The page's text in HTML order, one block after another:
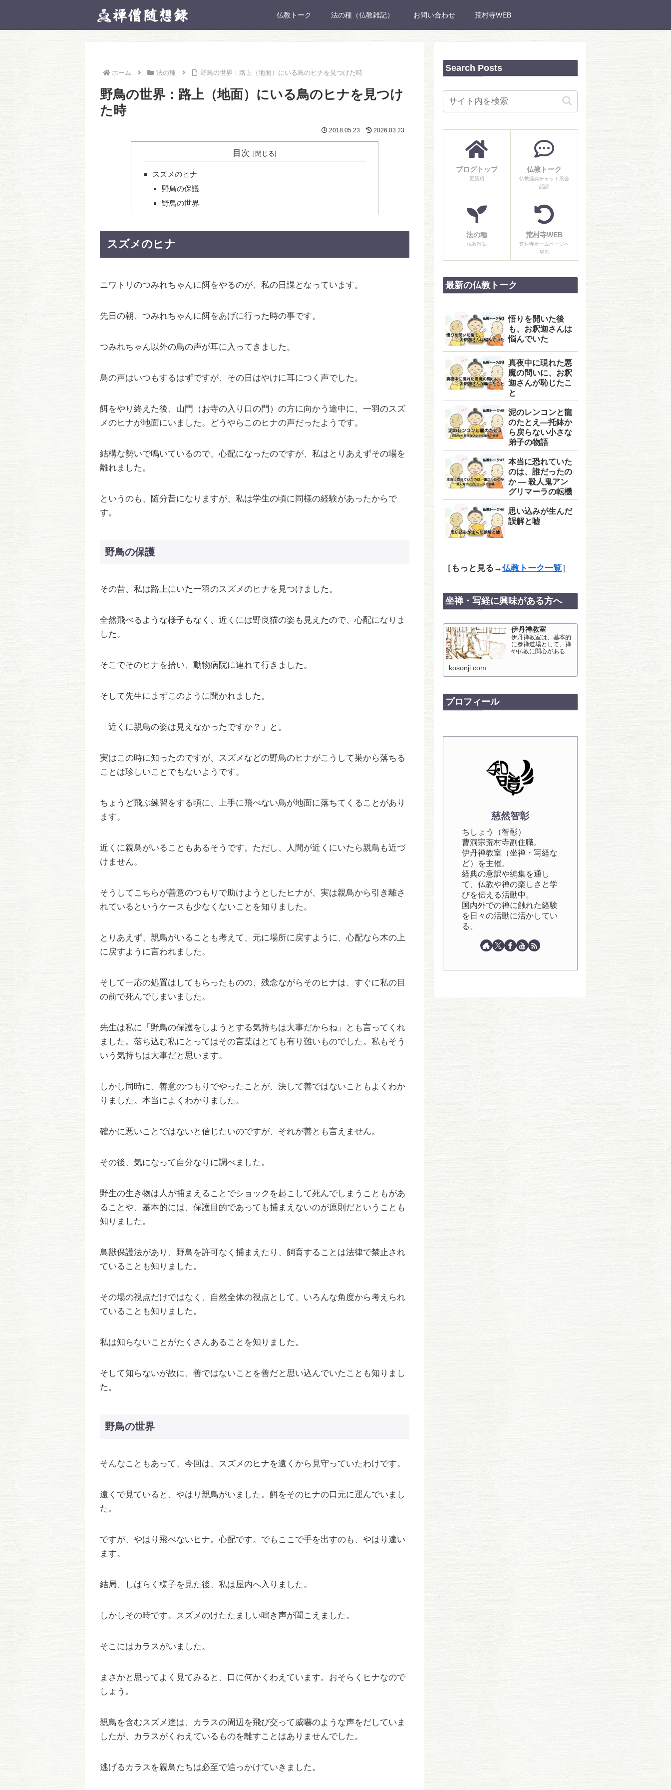
仏教トーク 法の種（仏教雑記） お問い合わせ 荒村寺WEB
ホーム 法の種 野鳥の世界：路上（地面）にいる鳥のヒナを見つけた時
野鳥の世界：路上（地面）にいる鳥のヒナを見つけ
た時
2018.05.23 2026.03.23
目次
スズメのヒナ
野鳥の保護
野鳥の世界
スズメのヒナ
ニワトリのつみれちゃんに餌をやるのが、私の日課となっています。
先日の朝、つみれちゃんに餌をあげに行った時の事です。
つみれちゃん以外の鳥の声が耳に入ってきました。
鳥の声はいつもするはずですが、その日はやけに耳につく声でした。
餌をやり終えた後、山門（お寺の入り口の門）の方に向かう途中に、一羽のスズ
メのヒナが地面にいました。どうやらこのヒナの声だったようです。
結構な勢いで鳴いているので、心配になったのですが、私はとりあえずその場を
離れました。
というのも、随分昔になりますが、私は学生の頃に同様の経験があったからで
す。
野鳥の保護
その昔、私は路上にいた一羽のスズメのヒナを見つけました。
全然飛べるような様子もなく、近くには野良猫の姿も見えたので、心配になりま
した。
そこでそのヒナを拾い、動物病院に連れて行きました。
そして先生にまずこのように聞かれました。
「近くに親鳥の姿は見えなかったですか？」と。
実はこの時に知ったのですが、スズメなどの野鳥のヒナがこうして巣から落ちる
ことは珍しいことでもないようです。
ちょうど飛ぶ練習をする頃に、上手に飛べない鳥が地面に落ちてくることがあり
ます。
近くに親鳥がいることもあるそうです。ただし、人間が近くにいたら親鳥も近づ
けません。
そうしてこちらが善意のつもりで助けようとしたヒナが、実は親鳥から引き離さ
れているというケースも少なくないことを知りました。
とりあえず、親鳥がいることも考えて、元に場所に戻すように、心配なら木の上
に戻すように言われました。
そして一応の処置はしてもらったものの、残念ながらそのヒナは、すぐに私の目
の前で死んでしまいました。
先生は私に「野鳥の保護をしようとする気持ちは大事だからね」とも言ってくれ
ました。落ち込む私にとってはその言葉はとても有り難いものでした。私もそう
いう気持ちは大事だと思います。
しかし同時に、善意のつもりでやったことが、決して善ではないこともよくわか
りました。本当によくわかりました。
確かに悪いことではないと信じたいのですが、それが善とも言えません。
その後、気になって自分なりに調べました。
野生の生き物は人が捕まえることでショックを起こして死んでしまうこともがあ
ることや、基本的には、保護目的であっても捕まえないのが原則だということも
知りました。
鳥獣保護法があり、野鳥を許可なく捕まえたり、飼育することは法律で禁止され
ていることも知りました。
その場の視点だけではなく、自然全体の視点として、いろんな角度から考えられ
ていることも知りました。
私は知らないことがたくさんあることを知りました。
そして知らないが故に、善ではないことを善だと思い込んでいたことも知りまし
た。
野鳥の世界
そんなこともあって、今回は、スズメのヒナを遠くから見守っていたわけです。
遠くで見ていると、やはり親鳥がいました。餌をそのヒナの口元に運んでいまし
た。
ですが、やはり飛べないヒナ。心配です。でもここで手を出すのも、やはり違い
ます。
結局、しばらく様子を見た後、私は屋内へ入りました。
しかしその時です。スズメのけたたましい鳴き声が聞こえました。
そこにはカラスがいました。
まさかと思ってよく見てみると、口に何かくわえています。おそらくヒナなので
しょう。
親鳥を含むスズメ達は、カラスの周辺を飛び交って威嚇のような声をだしていま
したが、カラスがくわえているものを離すことはありませんでした。
逃げるカラスを親鳥たちは必至で追っかけていきました。
Search Posts
ブログトップ
更新順
仏教トーク
仏教経典チャット風会
話訳
法の種
仏教雑記
荒村寺WEB
荒村寺ホームページへ
戻る
最新の仏教トーク
悟りを開いた後
も、お釈迦さんは
悩んでいた
真夜中に現れた悪
魔の問いに、お釈
迦さんが恥じたこ
と
泥のレンコンと龍
のたとえ―托鉢か
ら戻らない小さな
弟子の物語
本当に恐れていた
のは、誰だったの
か ― 殺人鬼アン
グリマーラの転機
思い込みが生んだ
誤解と嘘
［ もっと見る →仏教トーク一覧］
坐禅・写経に興味がある方へ
伊丹禅教室
伊丹禅教室は、基本的
に参禅道場として、禅
や仏教に関心がある方
kosonji.com
プロフィール
慈然智彰
ちしょう（智彰）
曹洞宗荒村寺副住職。
伊丹禅教室（坐禅・写経な
ど）を主催。
経典の意訳や編集を通し
て、仏教や禅の楽しさと学
びを伝える活動中。
国内外での禅に触れた経験
を日々の活動に活かしてい
る。